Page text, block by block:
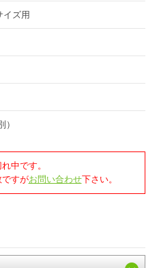
イズ用
）
中です。
ですがお問い合わせ下さい。